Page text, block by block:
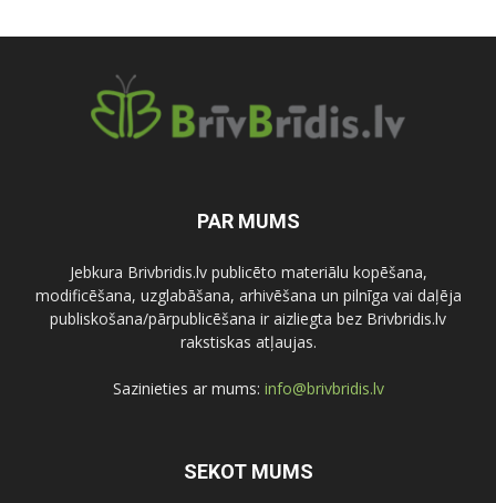
PAR MUMS
Jebkura Brivbridis.lv publicēto materiālu kopēšana,
modificēšana, uzglabāšana, arhivēšana un pilnīga vai daļēja
publiskošana/pārpublicēšana ir aizliegta bez Brivbridis.lv
rakstiskas atļaujas.
Sazinieties ar mums: info@brivbridis.lv
SEKOT MUMS